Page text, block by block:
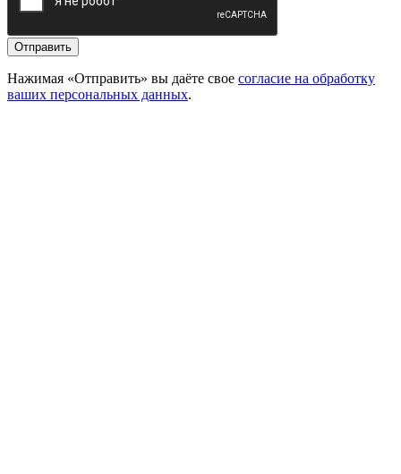
Отправить
Нажимая «Отправить» вы даёте свое согласие на обработку
ваших персональных данных.